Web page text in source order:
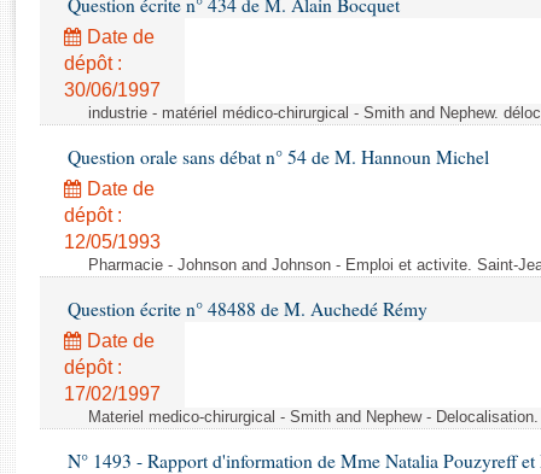
Rapports d'enquête
Rapports législatifs
Rapports sur l'application des lois
Baromètre de l’application des lois
Dossiers législatifs
Budget et sécurité sociale
Questions écrites et orales
Comptes rendus des débats
Question écrite n° 434 de M. Alain Bocquet
Date de
dépôt :
30/06/1997
industrie - matériel médico-chirurgical - Smith and Nephew.
Question orale sans débat n° 54 de M. Hannoun Michel
Date de
dépôt :
12/05/1993
Pharmacie - Johnson and Johnson - Emploi et activite. Saint-
Question écrite n° 48488 de M. Auchedé Rémy
Date de
dépôt :
17/02/1997
Materiel medico-chirurgical - Smith and Nephew -
N° 1493 - Rapport d'information de Mme Natalia Pouzyreff